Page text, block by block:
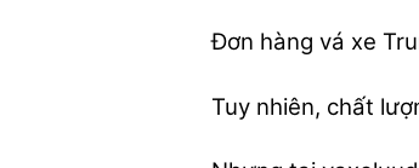
Đơn hàng vá xe
Tuy nhiên, chất